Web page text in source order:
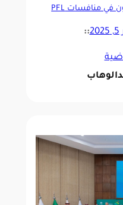
ثلاثة مقاتلين سعوديين يشاركون في منافسات PFL
::